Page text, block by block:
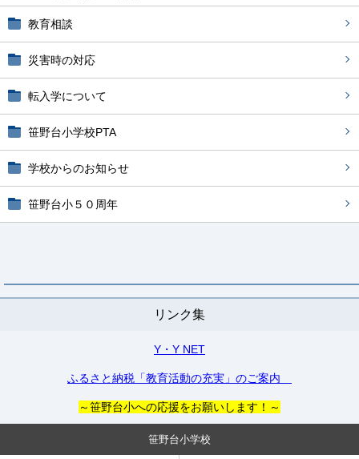
教育相談
災害時の対応
転入学について
笹野台小学校PTA
学校からのお知らせ
笹野台小５０周年
リンク集
Y・Y NET
ふるさと納税「教育活動の充実」のご案内
～笹野台小への応援をお願いします！～
笹野台小学校